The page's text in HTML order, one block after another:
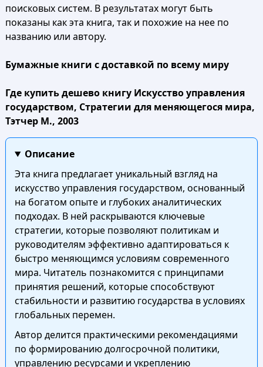
поисковых систем. В результатах могут быть
показаны как эта книга, так и похожие на нее по
названию или автору.
Бумажные книги с доставкой по всему миру
Где купить дешево книгу Искусство управления
государством, Стратегии для меняющегося мира,
Тэтчер М., 2003
Описание
Эта книга предлагает уникальный взгляд на
искусство управления государством, основанный
на богатом опыте и глубоких аналитических
подходах. В ней раскрываются ключевые
стратегии, которые позволяют политикам и
руководителям эффективно адаптироваться к
быстро меняющимся условиям современного
мира. Читатель познакомится с принципами
принятия решений, которые способствуют
стабильности и развитию государства в условиях
глобальных перемен.
Автор делится практическими рекомендациями
по формированию долгосрочной политики,
управлению ресурсами и укреплению